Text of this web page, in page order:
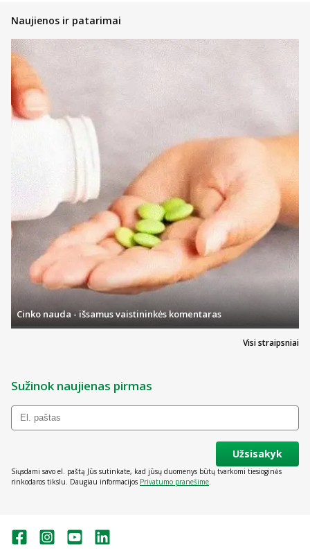
kad skaudžiai įkandama į spenelius arba jie labai smarkiai
uždegimo ar sudirgimo. Uždėtą kompresą paprastai reikia palaikyti
20-60 minučių ir po to nuimti. Ant spenelio likęs gelis dažniausiai
neturėtų būti nuvalomas, kadangi turi teigiamą poveikį. Šildomieji ar
pažeistų spenelių priežiūrai naudojami kompresai turėtų būti
aplikuojami 2-3 kartus per dieną.
Kompresas turėtų skatinti natūralų gijimą, vėsinti arba šildyti,
sukuriant malonų ir atpalaiduojantį poveikį bei gerinti aplink
spenelius esančios odos būklę. Svarbu, kad tepalas ar gelis būtų
kuo natūralesnis , kadangi tam tikrų jo pėdsakų kai kada gali likti,
bet pakenkti kūdikiui tikrai nesinori.
Naujienos ir patarimai
Visi straipsniai
Cinko nauda - išsamus vaistininkės komentaras
Sužinok naujienas pirmas
Užsisakyk
Siųsdami savo el. paštą Jūs sutinkate, kad jūsų duomenys būtų tvarkomi tiesioginės
rinkodaros tikslu. Daugiau informacijos Privatumo pranešime.